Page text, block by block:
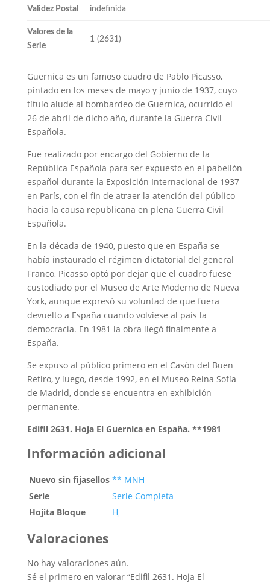
Validez Postal indefinida
Valores de la
Serie
1 (2631)
Guernica es un famoso cuadro de Pablo Picasso,
pintado en los meses de mayo y junio de 1937, cuyo
título alude al bombardeo de Guernica, ocurrido el
26 de abril de dicho año, durante la Guerra Civil
Española.
Fue realizado por encargo del Gobierno de la
República Española para ser expuesto en el pabellón
español durante la Exposición Internacional de 1937
en París, con el fin de atraer la atención del público
hacia la causa republicana en plena Guerra Civil
Española.
En la década de 1940, puesto que en España se
había instaurado el régimen dictatorial del general
Franco, Picasso optó por dejar que el cuadro fuese
custodiado por el Museo de Arte Moderno de Nueva
York, aunque expresó su voluntad de que fuera
devuelto a España cuando volviese al país la
democracia. En 1981 la obra llegó finalmente a
España.
Se expuso al público primero en el Casón del Buen
Retiro, y luego, desde 1992, en el Museo Reina Sofía
de Madrid, donde se encuentra en exhibición
permanente.
Edifil 2631. Hoja El Guernica en España. **1981
Información adicional
Nuevo sin fijasellos ** MNH
Serie
Serie Completa
Hojita Bloque
Ң
Valoraciones
No hay valoraciones aún.
Sé el primero en valorar “Edifil 2631. Hoja El